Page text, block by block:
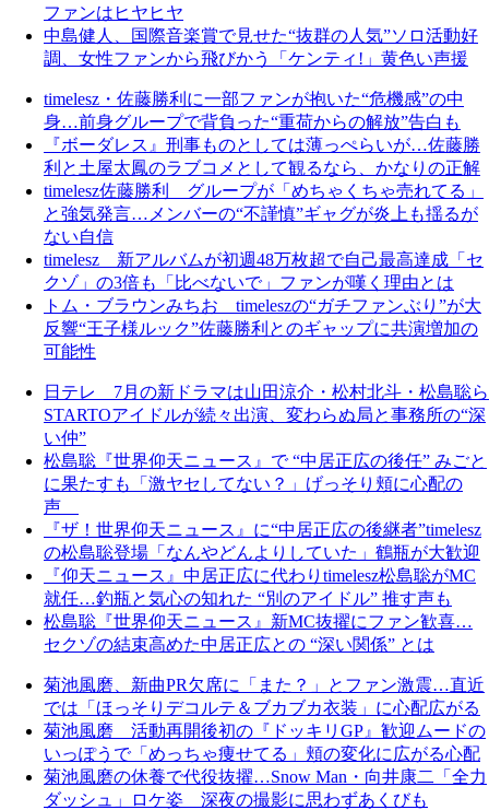
ファンはヒヤヒヤ
中島健人、国際音楽賞で見せた“抜群の人気”ソロ活動好
調、女性ファンから飛びかう「ケンティ!」黄色い声援
timelesz・佐藤勝利に一部ファンが抱いた“危機感”の中
身…前身グループで背負った“重荷からの解放”告白も
『ボーダレス』刑事ものとしては薄っぺらいが…佐藤勝
利と土屋太鳳のラブコメとして観るなら、かなりの正解
timelesz佐藤勝利 グループが「めちゃくちゃ売れてる」
と強気発言…メンバーの“不謹慎”ギャグが炎上も揺るが
ない自信
timelesz 新アルバムが初週48万枚超で自己最高達成「セ
クゾ」の3倍も「比べないで」ファンが嘆く理由とは
トム・ブラウンみちお timeleszの“ガチファンぶり”が大
反響“王子様ルック”佐藤勝利とのギャップに共演増加の
可能性
日テレ 7月の新ドラマは山田涼介・松村北斗・松島聡ら
STARTOアイドルが続々出演、変わらぬ局と事務所の“深
い仲”
松島聡『世界仰天ニュース』で “中居正広の後任” みごと
に果たすも「激ヤセしてない？」げっそり頬に心配の
声
『ザ！世界仰天ニュース』に“中居正広の後継者”timelesz
の松島聡登場「なんやどんよりしていた」鶴瓶が大歓迎
『仰天ニュース』中居正広に代わりtimelesz松島聡がMC
就任…釣瓶と気心の知れた “別のアイドル” 推す声も
松島聡『世界仰天ニュース』新MC抜擢にファン歓喜…
セクゾの結束高めた中居正広との “深い関係” とは
菊池風磨、新曲PR欠席に「また？」とファン激震…直近
では「ほっそりデコルテ＆ブカブカ衣装」に心配広がる
菊池風磨 活動再開後初の『ドッキリGP』歓迎ムードの
いっぽうで「めっちゃ痩せてる」頬の変化に広がる心配
菊池風磨の休養で代役抜擢…Snow Man・向井康二「全力
ダッシュ」ロケ姿 深夜の撮影に思わずあくびも